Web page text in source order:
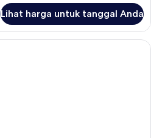
Lihat harga untuk tanggal Anda
Seprai premium, minibar, brankas,